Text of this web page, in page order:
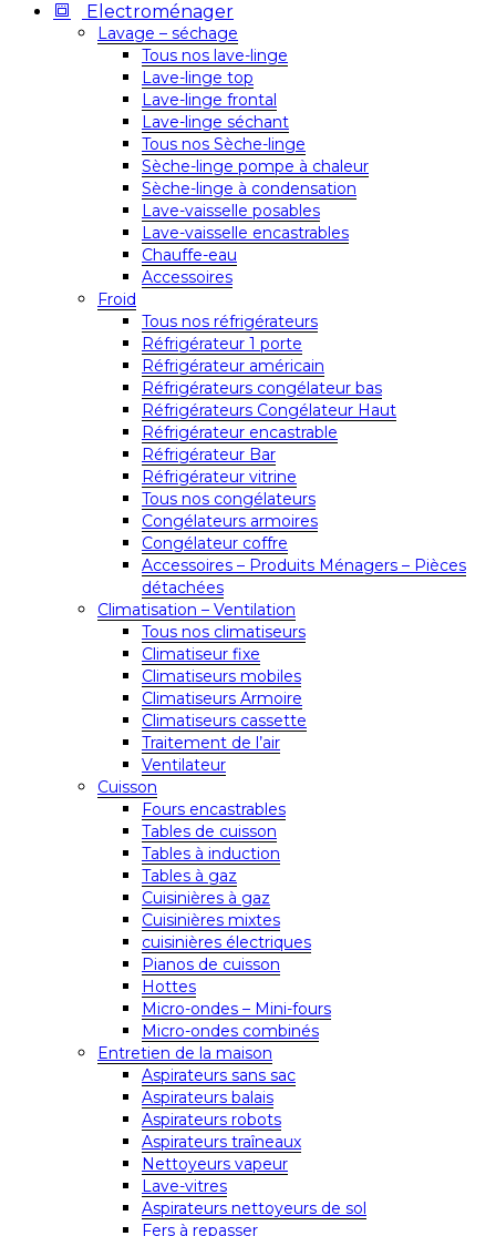
Electroménager
Lavage – séchage
Tous nos lave-linge
Lave-linge top
Lave-linge frontal
Lave-linge séchant
Tous nos Sèche-linge
Sèche-linge pompe à chaleur
Sèche-linge à condensation
Lave-vaisselle posables
Lave-vaisselle encastrables
Chauffe-eau
Accessoires
Froid
Tous nos réfrigérateurs
Réfrigérateur 1 porte
Réfrigérateur américain
Réfrigérateurs congélateur bas
Réfrigérateurs Congélateur Haut
Réfrigérateur encastrable
Réfrigérateur Bar
Réfrigérateur vitrine
Tous nos congélateurs
Congélateurs armoires
Congélateur coffre
Accessoires – Produits Ménagers – Pièces
détachées
Climatisation – Ventilation
Tous nos climatiseurs
Climatiseur fixe
Climatiseurs mobiles
Climatiseurs Armoire
Climatiseurs cassette
Traitement de l’air
Ventilateur
Cuisson
Fours encastrables
Tables de cuisson
Tables à induction
Tables à gaz
Cuisinières à gaz
Cuisinières mixtes
cuisinières électriques
Pianos de cuisson
Hottes
Micro-ondes – Mini-fours
Micro-ondes combinés
Entretien de la maison
Aspirateurs sans sac
Aspirateurs balais
Aspirateurs robots
Aspirateurs traîneaux
Nettoyeurs vapeur
Lave-vitres
Aspirateurs nettoyeurs de sol
Fers à repasser